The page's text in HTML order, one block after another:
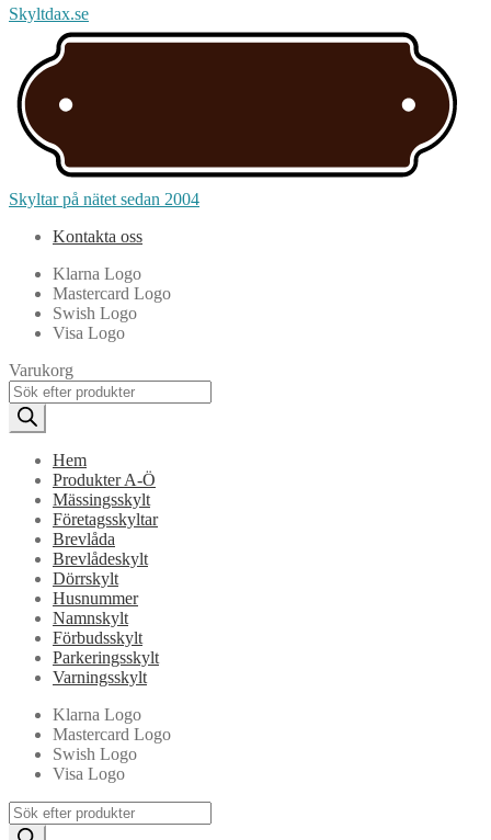
Skyltdax.se
Skyltar på nätet sedan 2004
Kontakta oss
Klarna Logo
Mastercard Logo
Swish Logo
Visa Logo
Varukorg
Products
search
Hem
Produkter A-Ö
Mässingsskylt
Företagsskyltar
Brevlåda
Brevlådeskylt
Dörrskylt
Husnummer
Namnskylt
Förbudsskylt
Parkeringsskylt
Varningsskylt
Klarna Logo
Mastercard Logo
Swish Logo
Visa Logo
Products
search